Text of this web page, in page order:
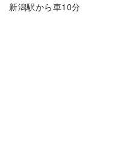
新潟駅から車10分